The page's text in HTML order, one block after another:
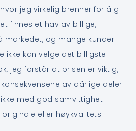
jeg virkelig brenner for å gi
finnes et hav av billige,
markedet, og mange kunder
ikke kan velge det billigste
jeg forstår at prisen er viktig,
av dårlige deler
med god samvittighet
eller høykvalitets-